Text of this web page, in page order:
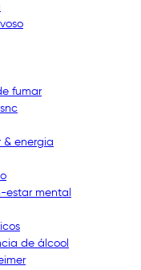
fumar
& energia
estar mental
de álcool